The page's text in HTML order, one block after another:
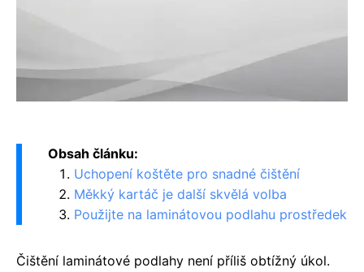
Obsah článku:
Uchopení koštěte pro snadné čištění
Měkký kartáč je další skvělá volba
Použijte na laminátovou podlahu prostředek
Čištění laminátové podlahy není příliš obtížný úkol.